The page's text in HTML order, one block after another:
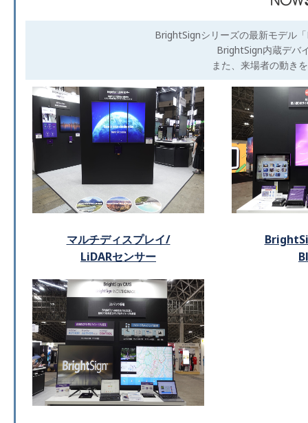
BrightSignシリーズの最新モデル
BrightSign内蔵デバ
また、来場者の動き
マルチディスプレイ/
LiDARセンサー